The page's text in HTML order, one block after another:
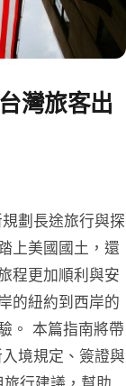
灣旅客出
劃長途旅行與探
上美國國土，還
程更加順利與安
的紐約到西岸的
。 本篇指南將帶
境規定、簽證與